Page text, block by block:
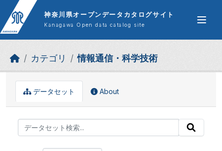
Skip to main content
神奈川県オープンデータカタログサイト
Kanagawa Open data catalog site
カテゴリ 情報通信・科学技術
データセット About